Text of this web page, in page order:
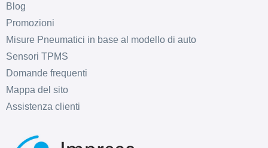
Blog
Promozioni
Misure Pneumatici in base al modello di auto
Sensori TPMS
Domande frequenti
Mappa del sito
Assistenza clienti